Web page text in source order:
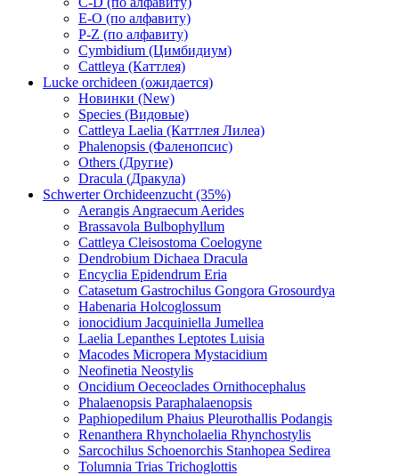
E-O (по алфавиту)
P-Z (по алфавиту)
Cymbidium (Цимбидиум)
Cattleya (Каттлея)
Lucke orchideen (ожидается)
Новинки (New)
Species (Видовые)
Cattleya Laelia (Каттлея Лилеа)
Phalenopsis (Фаленопсис)
Others (Другие)
Dracula (Дракула)
Schwerter Orchideenzucht (35%)
Aerangis Angraecum Aerides
Brassavola Bulbophyllum
Cattleya Cleisostoma Coelogyne
Dendrobium Dichaea Dracula
Encyclia Epidendrum Eria
Catasetum Gastrochilus Gongora Grosourdya
Habenaria Holcoglossum
ionocidium Jacquiniella Jumellea
Laelia Lepanthes Leptotes Luisia
Macodes Micropera Mystacidium
Neofinetia Neostylis
Oncidium Oeceoclades Ornithocephalus
Phalaenopsis Paraphalaenopsis
Paphiopedilum Phaius Pleurothallis Podangis
Renanthera Rhyncholaelia Rhynchostylis
Sarcochilus Schoenorchis Stanhopea Sedirea
Tolumnia Trias Trichoglottis